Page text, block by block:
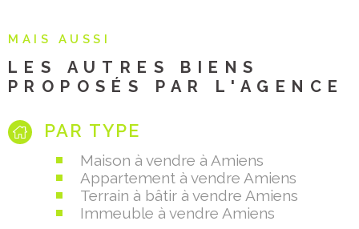
MAIS AUSSI
LES AUTRES BIENS
PAR TYPE
Maison à vendre à Amiens
Appartement à vendre Amiens
Terrain à bâtir à vendre Amiens